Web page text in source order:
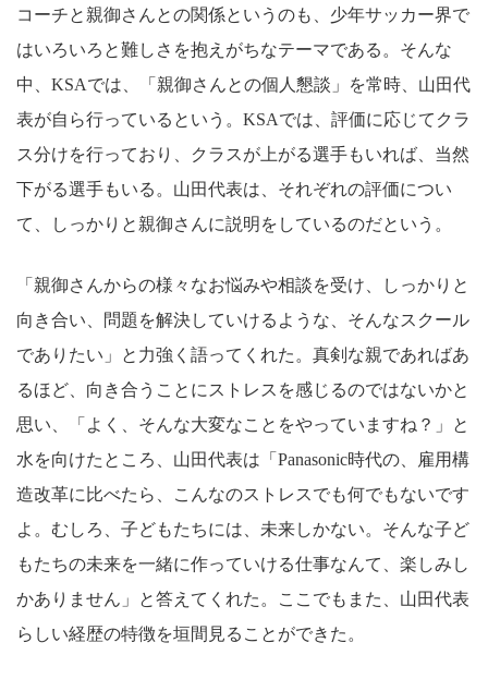
コーチと親御さんとの関係というのも、少年サッカー界で
はいろいろと難しさを抱えがちなテーマである。そんな
中、KSAでは、「親御さんとの個人懇談」を常時、山田代
表が自ら行っているという。KSAでは、評価に応じてクラ
ス分けを行っており、クラスが上がる選手もいれば、当然
下がる選手もいる。山田代表は、それぞれの評価につい
て、しっかりと親御さんに説明をしているのだという。
「親御さんからの様々なお悩みや相談を受け、しっかりと
向き合い、問題を解決していけるような、そんなスクール
でありたい」と力強く語ってくれた。真剣な親であればあ
るほど、向き合うことにストレスを感じるのではないかと
思い、「よく、そんな大変なことをやっていますね？」と
水を向けたところ、山田代表は「Panasonic時代の、雇用構
造改革に比べたら、こんなのストレスでも何でもないです
よ。むしろ、子どもたちには、未来しかない。そんな子ど
もたちの未来を一緒に作っていける仕事なんて、楽しみし
かありません」と答えてくれた。ここでもまた、山田代表
らしい経歴の特徴を垣間見ることができた。